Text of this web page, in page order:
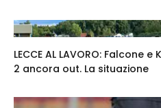
LECCE AL LAVORO: Falcone
2 ancora out. La situazione